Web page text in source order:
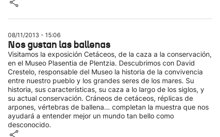
08/11/2013 - 15:06
Nos gustan las ballenas
Visitamos la exposición Cetáceos, de la caza a la conservación,
en el Museo Plasentia de Plentzia. Descubrimos con David
Crestelo, responsable del Museo la historia de la convivencia
entre nuestro pueblo y los grandes seres de los mares. Su
historia, sus características, su caza a lo largo de los siglos, y
su actual conservación. Cráneos de cetáceos, réplicas de
arpones, vértebras de ballena... completan la muestra que nos
ayudará a entender mejor un mundo tan bello como
desconocido.